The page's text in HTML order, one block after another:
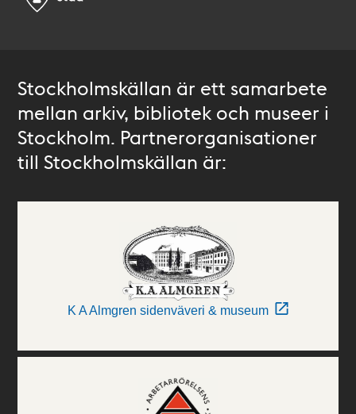
Stockholmskällan är ett samarbete
mellan arkiv, bibliotek och museer i
Stockholm. Partnerorganisationer
till Stockholmskällan är:
K A Almgren sidenväveri & museum